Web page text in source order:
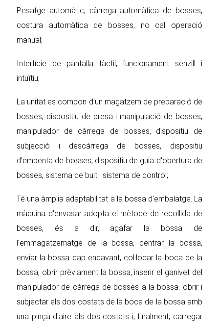
Pesatge automàtic, càrrega automàtica de bosses,
costura automàtica de bosses, no cal operació
manual;
Interfície de pantalla tàctil, funcionament senzill i
intuïtiu;
La unitat es compon d'un magatzem de preparació de
bosses, dispositiu de presa i manipulació de bosses,
manipulador de càrrega de bosses, dispositiu de
subjecció i descàrrega de bosses, dispositiu
d'empenta de bosses, dispositiu de guia d'obertura de
bosses, sistema de buit i sistema de control;
Té una àmplia adaptabilitat a la bossa d'embalatge. La
màquina d'envasar adopta el mètode de recollida de
bosses, és a dir, agafar la bossa de
l'emmagatzematge de la bossa, centrar la bossa,
enviar la bossa cap endavant, col·locar la boca de la
bossa, obrir prèviament la bossa, inserir el ganivet del
manipulador de càrrega de bosses a la bossa. obrir i
subjectar els dos costats de la boca de la bossa amb
una pinça d'aire als dos costats i, finalment, carregar